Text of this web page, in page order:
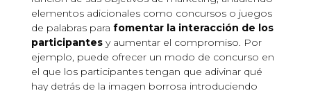
elementos adicionales como concursos o juegos
de palabras para fomentar la interacción de los
participantesy aumentar el compromiso. Por
ejemplo, puede ofrecer un modo de concurso en
el que los participantes tengan que adivinar qué
hay detrás de la imagen borrosa introduciendo